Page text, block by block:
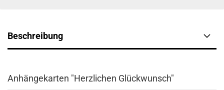
Beschreibung
Anhängekarten "Herzlichen Glückwunsch"